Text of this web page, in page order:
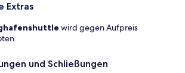
Extras
wird gegen Aufpreis
und Schließungen